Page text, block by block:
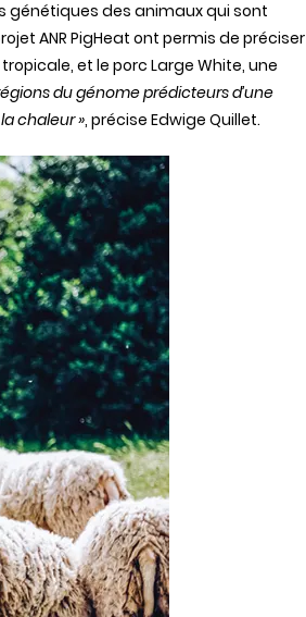
génétiques des animaux qui sont
ANR PigHeat ont permis de préciser
et le porc Large White, une
du génome prédicteurs d’une
chaleur », précise Edwige Quillet.